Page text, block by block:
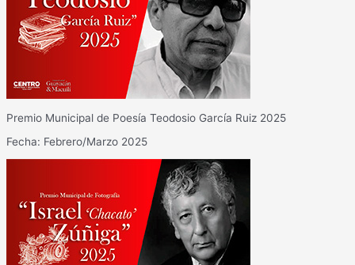
Premio Municipal de Poesía Teodosio García Ruiz 2025
Fecha: Febrero/Marzo 2025